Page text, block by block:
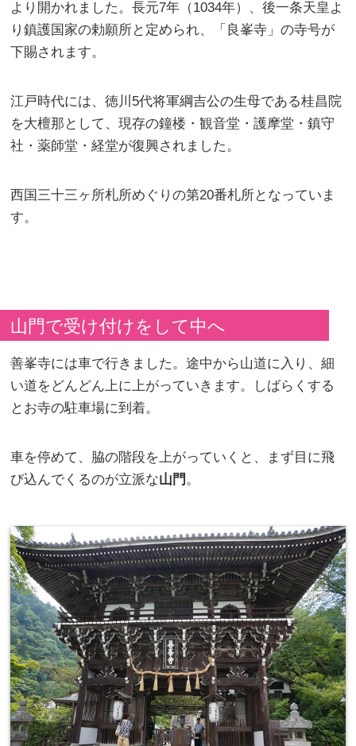
より開かれました。長元7年（1034年）、後一条天皇よ
り鎮護国家の勅願所と定められ、「良峯寺」の寺号が
下賜されます。
江戸時代には、徳川5代将軍綱吉公の生母である桂昌院
を大檀那として、現存の鐘楼・観音堂・護摩堂・鎮守
社・薬師堂・経堂が復興されました。
西国三十三ヶ所札所めぐりの第20番札所となっていま
す。
山門で受け付けをして中へ
善峯寺には車で行きました。途中から山道に入り、細
い道をどんどん上に上がっていきます。しばらくする
とお寺の駐車場に到着。
車を停めて、脇の階段を上がっていくと、まず目に飛
び込んでくるのが立派な山門。